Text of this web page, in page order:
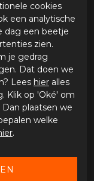
cookies
een analytische
dag een beetje
zien.
je gedrag
Dat doen we
Lees hier alles
Klik op 'Oké' om
Dan plaatsen we
welke
.